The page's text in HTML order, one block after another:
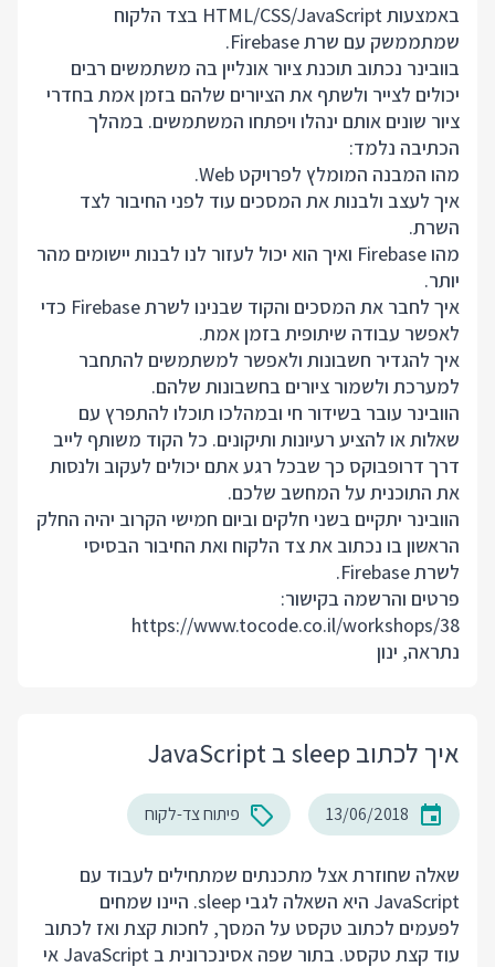
באמצעות HTML/CSS/JavaScript בצד הלקוח
שמתממשק עם שרת Firebase.
בוובינר נכתוב תוכנת ציור אונליין בה משתמשים רבים
יכולים לצייר ולשתף את הציורים שלהם בזמן אמת בחדרי
ציור שונים אותם ינהלו ויפתחו המשתמשים. במהלך
הכתיבה נלמד:
מהו המבנה המומלץ לפרויקט Web.
איך לעצב ולבנות את המסכים עוד לפני החיבור לצד
השרת.
מהו Firebase ואיך הוא יכול לעזור לנו לבנות יישומים מהר
יותר.
איך לחבר את המסכים והקוד שבנינו לשרת Firebase כדי
לאפשר עבודה שיתופית בזמן אמת.
איך להגדיר חשבונות ולאפשר למשתמשים להתחבר
למערכת ולשמור ציורים בחשבונות שלהם.
הוובינר עובר בשידור חי ובמהלכו תוכלו להתפרץ עם
שאלות או להציע רעיונות ותיקונים. כל הקוד משותף לייב
דרך דרופבוקס כך שבכל רגע אתם יכולים לעקוב ולנסות
את התוכנית על המחשב שלכם.
הוובינר יתקיים בשני חלקים וביום חמישי הקרוב יהיה החלק
הראשון בו נכתוב את צד הלקוח ואת החיבור הבסיסי
לשרת Firebase.
פרטים והרשמה בקישור:
https://www.tocode.co.il/workshops/38
נתראה, ינון
איך לכתוב sleep ב JavaScript
13/06/2018 פיתוח צד-לקוח
שאלה שחוזרת אצל מתכנתים שמתחילים לעבוד עם
JavaScript היא השאלה לגבי sleep. היינו שמחים
לפעמים לכתוב טקסט על המסך, לחכות קצת ואז לכתוב
עוד קצת טקסט. בתור שפה אסינכרונית ב JavaScript אי